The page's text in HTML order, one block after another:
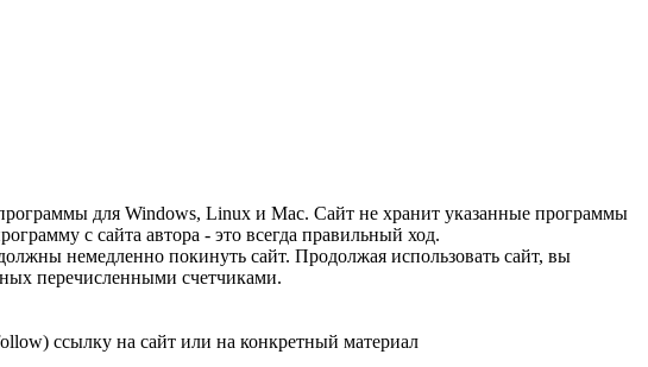
для Windows, Linux и Mac. Сайт не хранит указанные программы
с сайта автора - это всегда правильный ход.
немедленно покинуть сайт. Продолжая использовать сайт, вы
перечисленными счетчиками.
ссылку на сайт или на конкретный материал